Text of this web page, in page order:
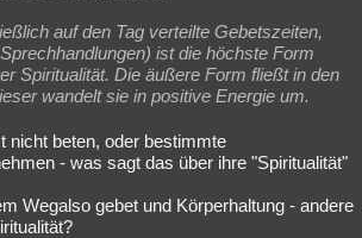
auf den Tag verteilte Gebetszeiten,
ist die höchste Form
Spiritualität. Die äußere Form fließt in den
wandelt sie in positive Energie um.
nicht beten, oder bestimmte
- was sagt das über ihre "Spiritualität"
Wegalso gebet und Körperhaltung - andere